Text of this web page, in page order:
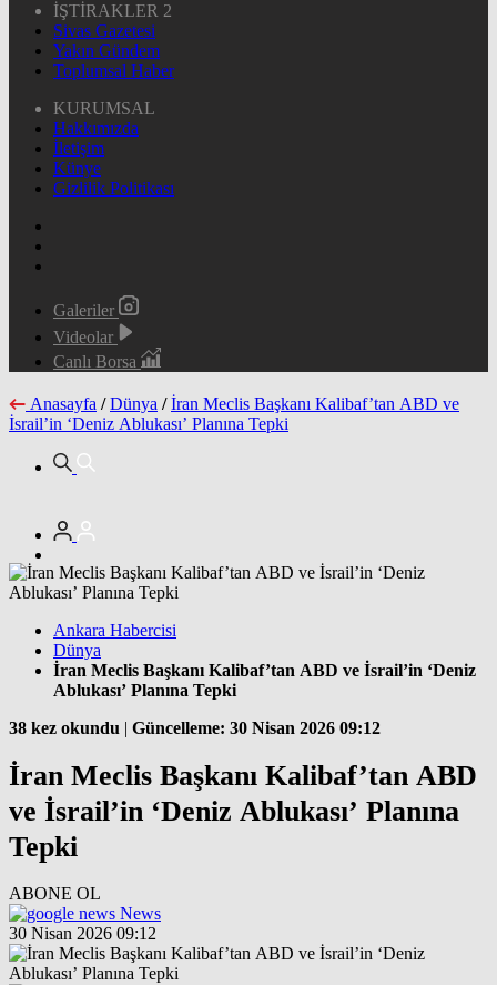
İŞTİRAKLER 2
Sivas Gazetesi
Yakın Gündem
Toplumsal Haber
KURUMSAL
Hakkımızda
İletişim
Künye
Gizlilik Politikası
Galeriler
Videolar
Canlı Borsa
Anasayfa / Dünya / İran Meclis Başkanı Kalibaf’tan ABD ve
İsrail’in ‘Deniz Ablukası’ Planına Tepki
Ankara Habercisi
Dünya
İran Meclis Başkanı Kalibaf’tan ABD ve İsrail’in ‘Deniz
Ablukası’ Planına Tepki
38 kez okundu | Güncelleme: 30 Nisan 2026 09:12
İran Meclis Başkanı Kalibaf’tan ABD
ve İsrail’in ‘Deniz Ablukası’ Planına
Tepki
ABONE OL
News
30 Nisan 2026 09:12